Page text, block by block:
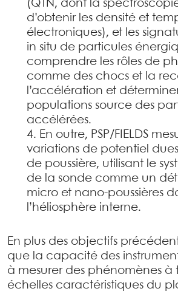
(QTN, dont la
d’obtenir les densité et
électroniques), et les
in situ de particules
comprendre les rôles de
comme des chocs et la
l’accélération et
populations source des
accélérées.
En outre, PSP/FIELDS
variations de potentiel
de poussière, utilisant le
de la sonde comme un
micro et nano-poussières
l’héliosphère interne.
En plus des objectifs
que la capacité des
à mesurer des phénomènes à
échelles caractéristiques du